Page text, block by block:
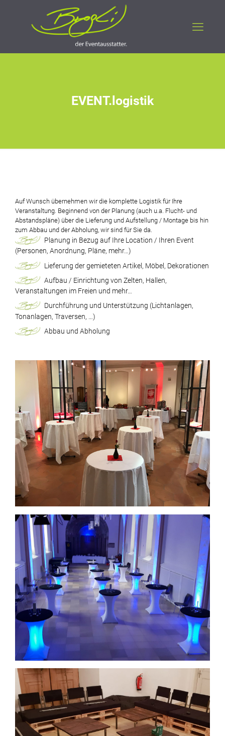
EVENT.logistik
Auf Wunsch übernehmen wir die komplette Logistik für Ihre
Veranstaltung. Beginnend von der Planung (auch u.a. Flucht- und
Abstandspläne) über die Lieferung und Aufstellung / Montage bis hin
zum Abbau und der Abholung, wir sind für Sie da.
Planung in Bezug auf Ihre Location / Ihren Event
(Personen, Anordnung, Pläne, mehr…)
Lieferung der gemieteten Artikel, Möbel, Dekorationen
Aufbau / Einrichtung von Zelten, Hallen,
Veranstaltungen im Freien und mehr…
Durchführung und Unterstützung (Lichtanlagen,
Tonanlagen, Traversen, …)
Abbau und Abholung